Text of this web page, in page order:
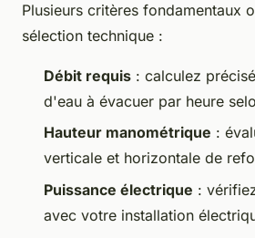
Plusieurs critères fondamentaux
sélection technique :
Débit requis : calculez
d'eau à évacuer par heure
Hauteur manométrique :
verticale et horizontale de
Puissance électrique :
avec votre installation